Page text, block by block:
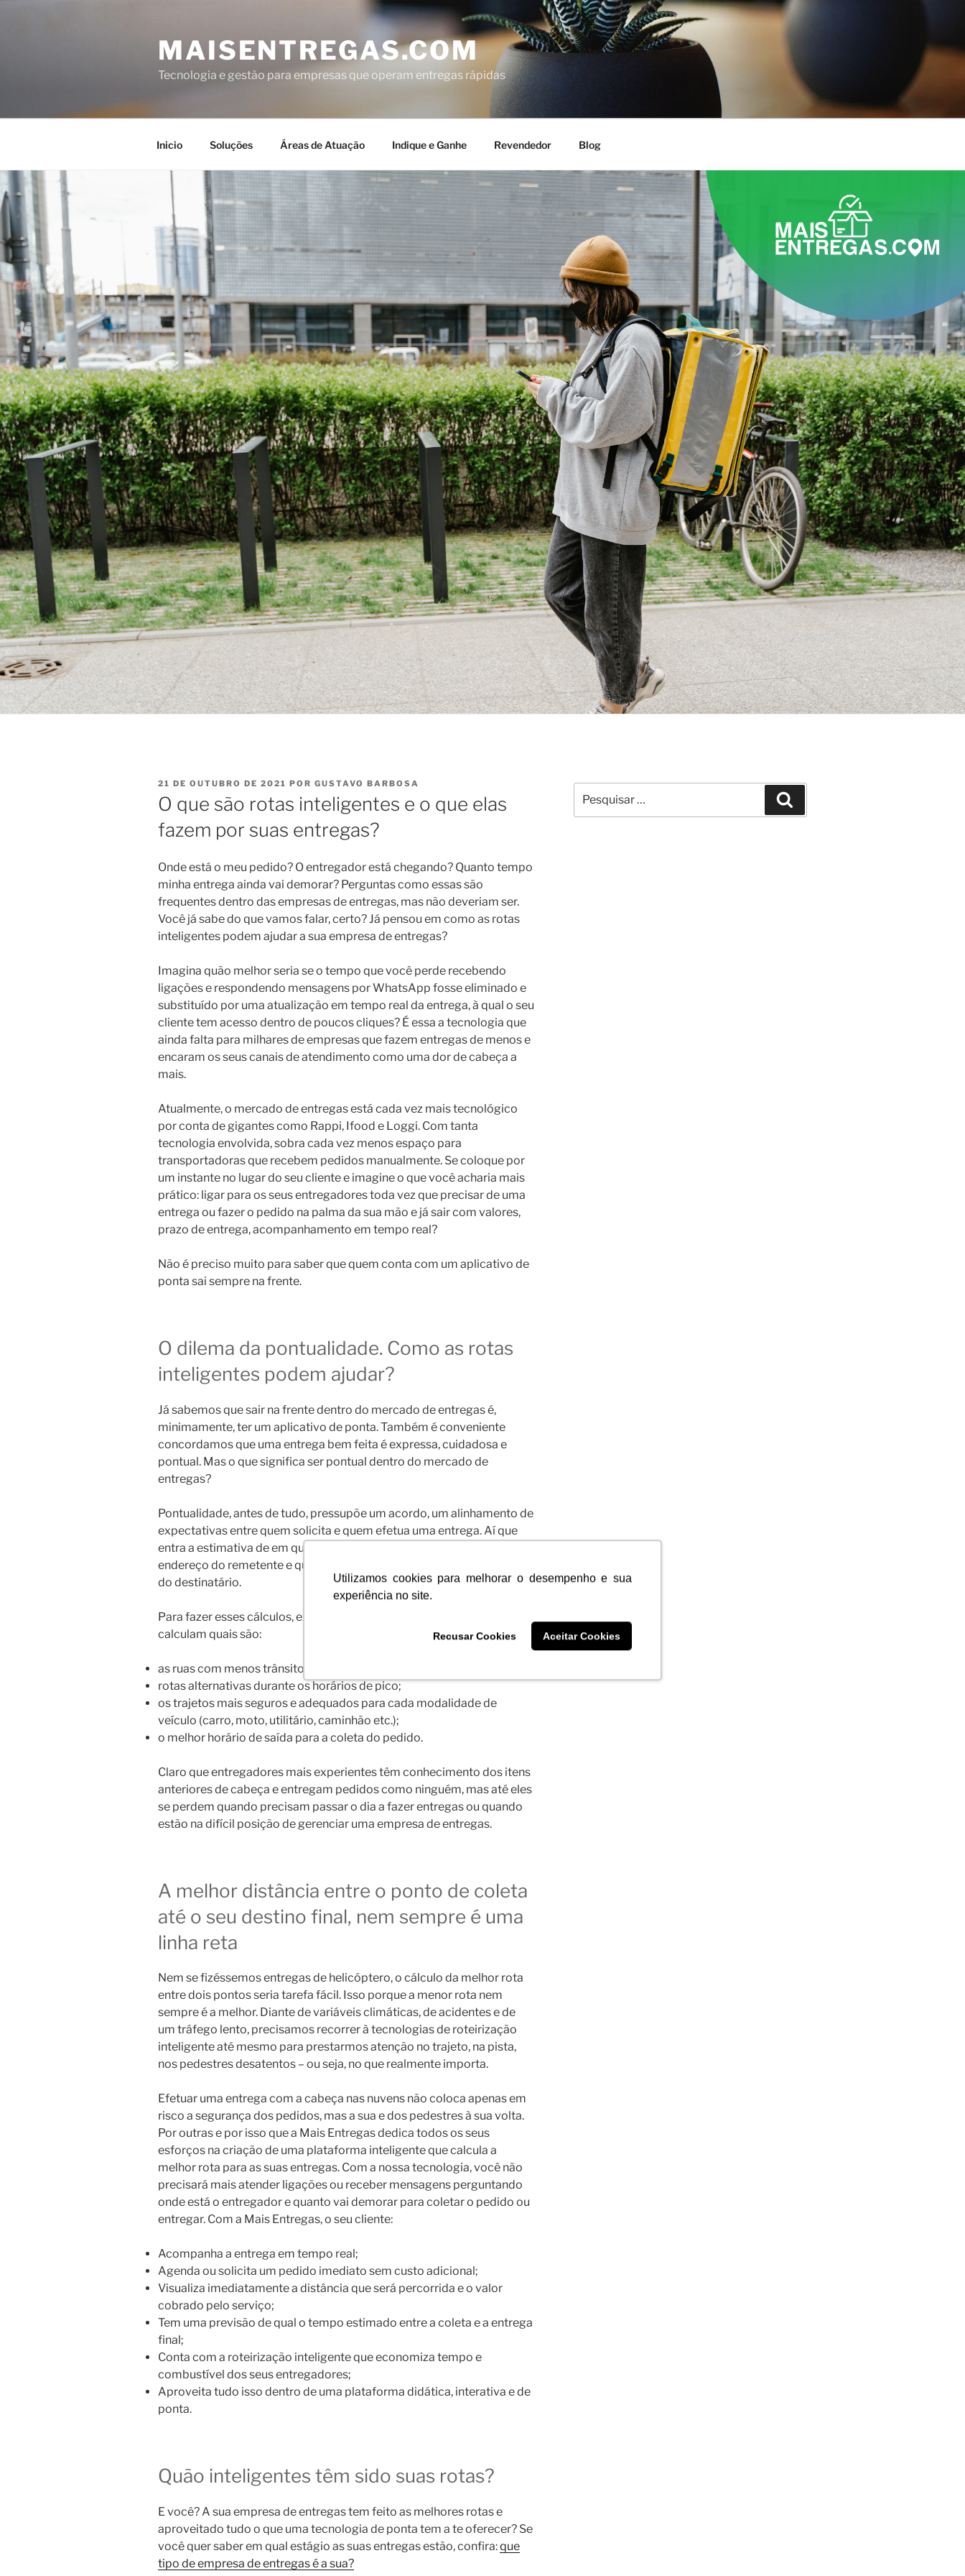
Utilizamos cookies para melhorar o desempenho e sua
experiência no site.
Recusar Cookies Aceitar Cookies
MAISENTREGAS.COM
Tecnologia e gestão para empresas que operam entregas rápidas
Inicio Soluções Áreas de Atuação Indique e Ganhe Revendedor Blog
21 DE OUTUBRO DE 2021 POR GUSTAVO BARBOSA
O que são rotas inteligentes e o que elas
fazem por suas entregas?
Onde está o meu pedido? O entregador está chegando? Quanto tempo
minha entrega ainda vai demorar? Perguntas como essas são
frequentes dentro das empresas de entregas, mas não deveriam ser.
Você já sabe do que vamos falar, certo? Já pensou em como as rotas
inteligentes podem ajudar a sua empresa de entregas?
Imagina quão melhor seria se o tempo que você perde recebendo
ligações e respondendo mensagens por WhatsApp fosse eliminado e
substituído por uma atualização em tempo real da entrega, à qual o seu
cliente tem acesso dentro de poucos cliques? É essa a tecnologia que
ainda falta para milhares de empresas que fazem entregas de menos e
encaram os seus canais de atendimento como uma dor de cabeça a
mais.
Atualmente, o mercado de entregas está cada vez mais tecnológico
por conta de gigantes como Rappi, Ifood e Loggi. Com tanta
tecnologia envolvida, sobra cada vez menos espaço para
transportadoras que recebem pedidos manualmente. Se coloque por
um instante no lugar do seu cliente e imagine o que você acharia mais
prático: ligar para os seus entregadores toda vez que precisar de uma
entrega ou fazer o pedido na palma da sua mão e já sair com valores,
prazo de entrega, acompanhamento em tempo real?
Não é preciso muito para saber que quem conta com um aplicativo de
ponta sai sempre na frente.
O dilema da pontualidade. Como as rotas
inteligentes podem ajudar?
Já sabemos que sair na frente dentro do mercado de entregas é,
minimamente, ter um aplicativo de ponta. Também é conveniente
concordamos que uma entrega bem feita é expressa, cuidadosa e
pontual. Mas o que significa ser pontual dentro do mercado de
entregas?
Pontualidade, antes de tudo, pressupõe um acordo, um alinhamento de
expectativas entre quem solicita e quem efetua uma entrega. Aí que
entra a estimativa de em quanto tempo o pedido será coletado no
endereço do remetente e qual a sua previsão de entrega no endereço
do destinatário.
Para fazer esses cálculos, existem hoje inteligências que mapeiam e
calculam quais são:
as ruas com menos trânsito de veículos no horário de entrega;
rotas alternativas durante os horários de pico;
os trajetos mais seguros e adequados para cada modalidade de
veículo (carro, moto, utilitário, caminhão etc.);
o melhor horário de saída para a coleta do pedido.
Claro que entregadores mais experientes têm conhecimento dos itens
anteriores de cabeça e entregam pedidos como ninguém, mas até eles
se perdem quando precisam passar o dia a fazer entregas ou quando
estão na difícil posição de gerenciar uma empresa de entregas.
A melhor distância entre o ponto de coleta
até o seu destino final, nem sempre é uma
linha reta
Nem se fizéssemos entregas de helicóptero, o cálculo da melhor rota
entre dois pontos seria tarefa fácil. Isso porque a menor rota nem
sempre é a melhor. Diante de variáveis climáticas, de acidentes e de
um tráfego lento, precisamos recorrer à tecnologias de roteirização
inteligente até mesmo para prestarmos atenção no trajeto, na pista,
nos pedestres desatentos – ou seja, no que realmente importa.
Efetuar uma entrega com a cabeça nas nuvens não coloca apenas em
risco a segurança dos pedidos, mas a sua e dos pedestres à sua volta.
Por outras e por isso que a Mais Entregas dedica todos os seus
esforços na criação de uma plataforma inteligente que calcula a
melhor rota para as suas entregas. Com a nossa tecnologia, você não
precisará mais atender ligações ou receber mensagens perguntando
onde está o entregador e quanto vai demorar para coletar o pedido ou
entregar. Com a Mais Entregas, o seu cliente:
Acompanha a entrega em tempo real;
Agenda ou solicita um pedido imediato sem custo adicional;
Visualiza imediatamente a distância que será percorrida e o valor
cobrado pelo serviço;
Tem uma previsão de qual o tempo estimado entre a coleta e a entrega
final;
Conta com a roteirização inteligente que economiza tempo e
combustível dos seus entregadores;
Aproveita tudo isso dentro de uma plataforma didática, interativa e de
ponta.
Quão inteligentes têm sido suas rotas?
E você? A sua empresa de entregas tem feito as melhores rotas e
aproveitado tudo o que uma tecnologia de ponta tem a te oferecer? Se
você quer saber em qual estágio as suas entregas estão, confira:que
tipo de empresa de entregas é a sua?